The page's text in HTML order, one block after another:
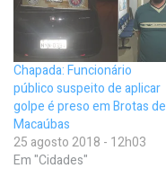
Chapada: Funcionário
público suspeito de aplicar
golpe é preso em Brotas de
Macaúbas
25 agosto 2018 - 12h03
Em "Cidades"